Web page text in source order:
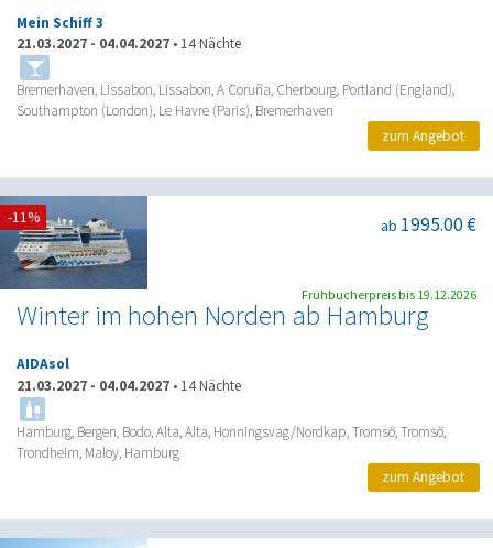
Mein Schiff 3
21.03.2027 - 04.04.2027 • 14 Nächte
Bremerhaven, Lissabon, Lissabon, A Coruña, Cherbourg, Portland (England),
Southampton (London), Le Havre (Paris), Bremerhaven
zum Angebot
Winter im hohen Norden ab Hamburg
ab 1995.00 €
AIDAsol
21.03.2027 - 04.04.2027 • 14 Nächte
Hamburg, Bergen, Bodo, Alta, Alta, Honningsvag/Nordkap, Tromsö, Tromsö,
Trondheim, Maloy, Hamburg
-11%
Frühbucherpreis bis 19.12.2026
zum Angebot